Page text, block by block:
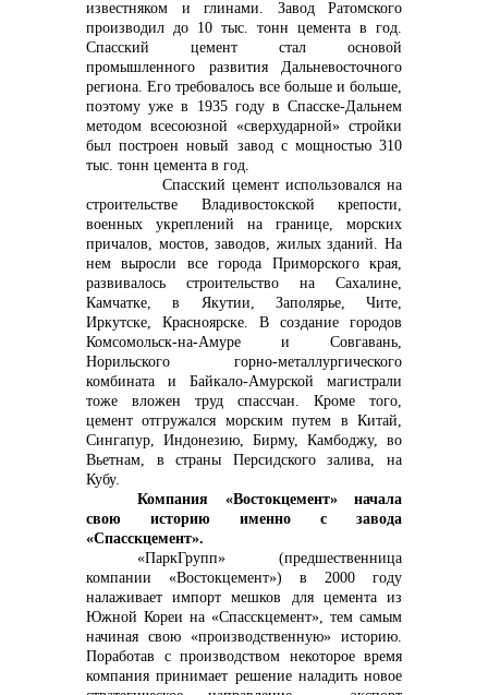
Контакты
+7 (423) 234 50 50
info@vostokcement.ru
известняком и глинами. Завод Ратомского
производил до 10 тыс. тонн цемента в год.
Спасский цемент стал основой
промышленного развития Дальневосточного
региона. Его требовалось все больше и больше,
поэтому уже в 1935 году в Спасске-Дальнем
методом всесоюзной «сверхударной» стройки
был построен новый завод с мощностью 310
тыс. тонн цемента в год.
Спасский цемент использовался на
строительстве Владивостокской крепости,
военных укреплений на границе, морских
причалов, мостов, заводов, жилых зданий. На
нем выросли все города Приморского края,
развивалось строительство на Сахалине,
Камчатке, в Якутии, Заполярье, Чите,
Иркутске, Красноярске. В создание городов
Комсомольск-на-Амуре и Совгавань,
Норильского горно-металлургического
комбината и Байкало-Амурской магистрали
тоже вложен труд спассчан. Кроме того,
цемент отгружался морским путем в Китай,
Сингапур, Индонезию, Бирму, Камбоджу, во
Вьетнам, в страны Персидского залива, на
Кубу.
Компания «Востокцемент» начала
свою историю именно с завода
«Спасскцемент».
«ПаркГрупп» (предшественница
компании «Востокцемент») в 2000 году
налаживает импорт мешков для цемента из
Южной Кореи на «Спасскцемент», тем самым
начиная свою «производственную» историю.
Поработав с производством некоторое время
компания принимает решение наладить новое